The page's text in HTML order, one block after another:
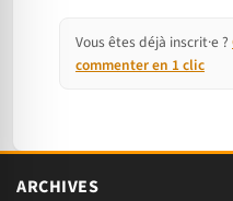
Vous êtes déjà inscrit·e ?
commenter en 1 clic
ARCHIVES